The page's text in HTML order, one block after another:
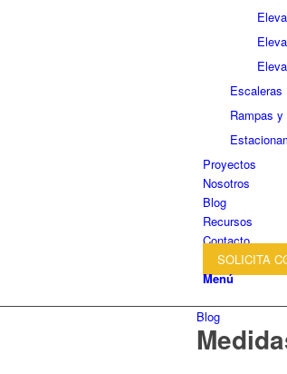
Escaleras
Rampas
Proyectos
Nosotros
Blog
Recursos
Contacto
SOLICITA
Menú
Blog